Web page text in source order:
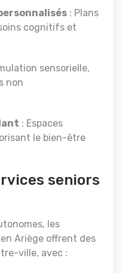
: Plans
cognitifs et
sensorielle,
non
: Espaces
le bien-être
seniors
les
Ariège offrent des
ville, avec :